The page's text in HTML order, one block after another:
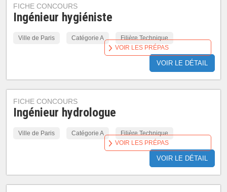
FICHE CONCOURS
Ingénieur hygiéniste
Ville de Paris Catégorie A Filière Technique
VOIR LE DÉTAIL
VOIR LES PRÉPAS
FICHE CONCOURS
Ingénieur hydrologue
Ville de Paris Catégorie A Filière Technique
VOIR LE DÉTAIL
VOIR LES PRÉPAS